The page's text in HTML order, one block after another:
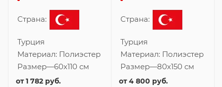
Страна:
Турция
Материал: Полиэстер
Размер—60x110 см
от1 782 руб.
Страна:
Турция
Материал: Полиэстер
Размер—80x150 см
от4 800 руб.